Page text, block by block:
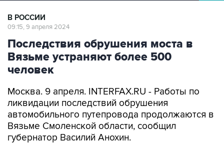
В РОССИИ
09:15, 9 апреля 2024
Последствия обрушения моста в
Вязьме устраняют более 500
человек
Москва. 9 апреля. INTERFAX.RU - Работы по
ликвидации последствий обрушения
автомобильного путепровода продолжаются в
Вязьме Смоленской области, сообщил
губернатор Василий Анохин.